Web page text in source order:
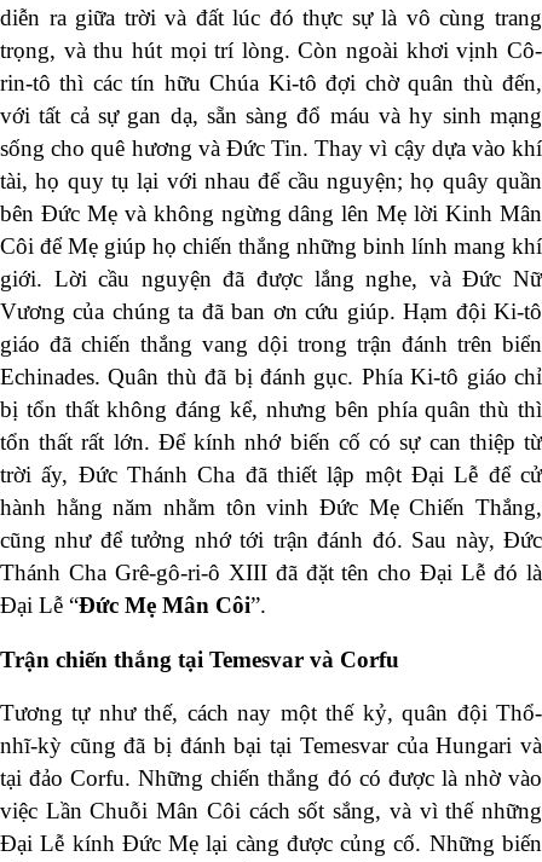
diễn ra giữa trời và đất lúc đó thực sự là vô cùng trang
trọng, và thu hút mọi trí lòng. Còn ngoài khơi vịnh Cô-
rin-tô thì các tín hữu Chúa Ki-tô đợi chờ quân thù đến,
với tất cả sự gan dạ, sẵn sàng đổ máu và hy sinh mạng
sống cho quê hương và Đức Tin. Thay vì cậy dựa vào khí
tài, họ quy tụ lại với nhau để cầu nguyện; họ quây quần
bên Đức Mẹ và không ngừng dâng lên Mẹ lời Kinh Mân
Côi để Mẹ giúp họ chiến thắng những binh lính mang khí
giới. Lời cầu nguyện đã được lắng nghe, và Đức Nữ
Vương của chúng ta đã ban ơn cứu giúp. Hạm đội Ki-tô
giáo đã chiến thắng vang dội trong trận đánh trên biển
Echinades. Quân thù đã bị đánh gục. Phía Ki-tô giáo chỉ
bị tổn thất không đáng kể, nhưng bên phía quân thù thì
tổn thất rất lớn. Để kính nhớ biến cố có sự can thiệp từ
trời ấy, Đức Thánh Cha đã thiết lập một Đại Lễ để cử
hành hằng năm nhằm tôn vinh Đức Mẹ Chiến Thắng,
cũng như để tưởng nhớ tới trận đánh đó. Sau này, Đức
Thánh Cha Grê-gô-ri-ô XIII đã đặt tên cho Đại Lễ đó là
Đại Lễ “Đức Mẹ Mân Côi”.
Trận chiến thắng tại Temesvar và Corfu
Tương tự như thế, cách nay một thế kỷ, quân đội Thổ-
nhĩ-kỳ cũng đã bị đánh bại tại Temesvar của Hungari và
tại đảo Corfu. Những chiến thắng đó có được là nhờ vào
việc Lần Chuỗi Mân Côi cách sốt sắng, và vì thế những
Đại Lễ kính Đức Mẹ lại càng được củng cố. Những biến